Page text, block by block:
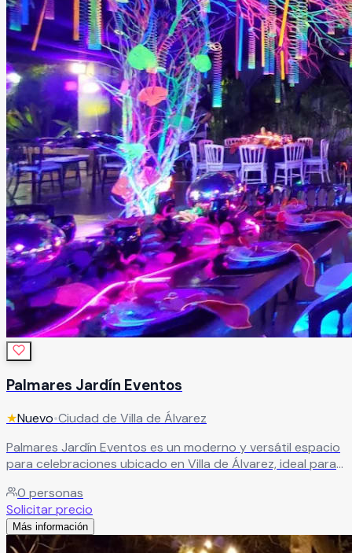
Palmares Jardín Eventos
★Nuevo•Ciudad de Villa de Álvarez
Palmares Jardín Eventos es un moderno y versátil espacio
para celebraciones ubicado en Villa de Álvarez, ideal para
Sus amplias instalaciones cuentan con áreas preparadas
para iluminación y sonido, zonas de descanso, bar y
servicio de catering, ofreciendo todo lo necesario para
crear experiencias memorables en eventos de diferentes
0 personas
Solicitar precio
Más información